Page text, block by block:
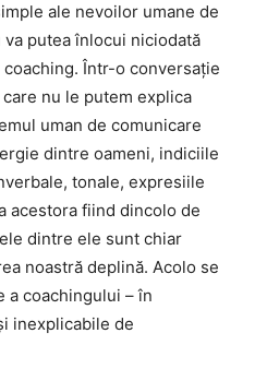
ale nevoilor umane de
va putea înlocui niciodată
Într-o conversație
nu le putem explica
uman de comunicare
dintre oameni, indiciile
tonale, expresiile
acestora fiind dincolo de
dintre ele sunt chiar
noastră deplină. Acolo se
a coachingului – în
inexplicabile de